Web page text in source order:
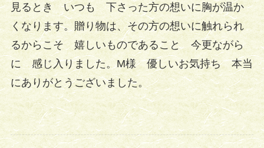
見るとき いつも 下さった方の想いに胸が温か
くなります。贈り物は、その方の想いに触れられ
るからこそ 嬉しいものであること 今更ながら
に 感じ入りました。M様 優しいお気持ち 本当
にありがとうございました。